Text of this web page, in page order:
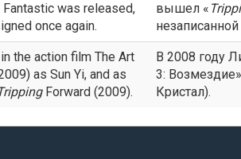
was released,
once again.
вышел «
the action film The Art
as Sun Yi, and as
Forward (2009).
В 2008 году
3:
Кристал).